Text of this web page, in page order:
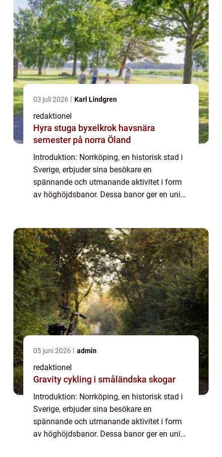
03 juli 2026 Karl Lindgren
redaktionel
Hyra stuga byxelkrok havsnära
semester på norra Öland
Introduktion: Norrköping, en historisk stad i
Sverige, erbjuder sina besökare en
spännande och utmanande aktivitet i form
av höghöjdsbanor. Dessa banor ger en unik
05 juni 2026 admin
redaktionel
Gravity cykling i småländska skogar
Introduktion: Norrköping, en historisk stad i
Sverige, erbjuder sina besökare en
spännande och utmanande aktivitet i form
av höghöjdsbanor. Dessa banor ger en unik